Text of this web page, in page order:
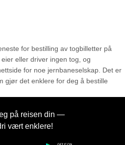
for bestilling av togbilletter på
eller driver ingen tog, og
for noe jernbaneselskap. Det er
gjør det enklere for deg å bestille
på reisen din —
vært enklere!